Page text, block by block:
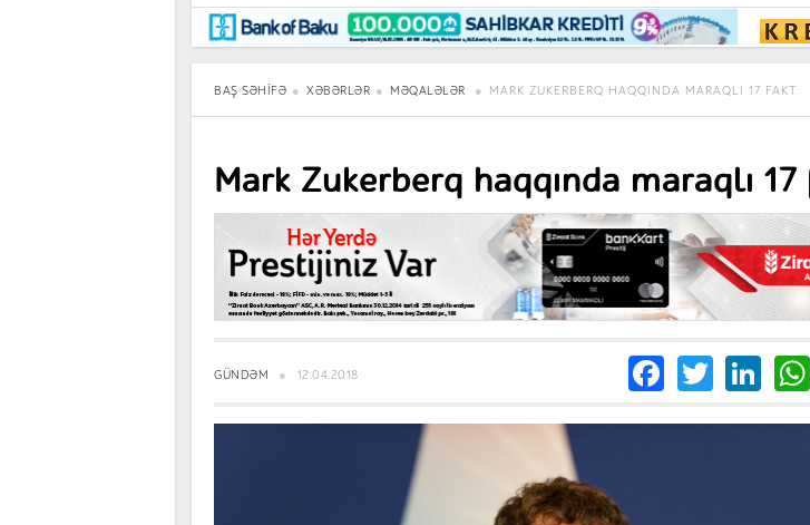
Maraqlı
BancoTV
Müsahibə
BAŞ SƏHIFƏ XƏBƏRLƏR MƏQALƏLƏR MARK ZUKERBERQ HAQQINDA MARAQLI 17 FAKT
Mark Zukerberq haqqında maraqlı
GÜNDƏM 12.04.2018 Facebook
Twitter